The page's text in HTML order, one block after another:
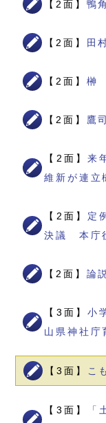
【2面】 鴨
【2面】 田
【2面】 榊
【2面】 鷹
【2面】来
維新が連立
【2面】 定
決議 本庁
【2面】 論説
【3面】小
山県神社庁
【3面】 こ
【3面】